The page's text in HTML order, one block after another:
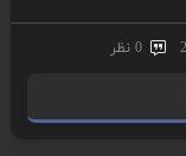
0 نظر